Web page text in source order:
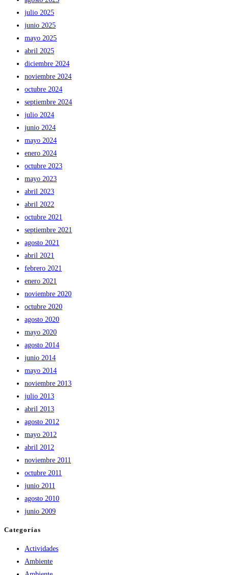
julio 2025
junio 2025
mayo 2025
abril 2025
diciembre 2024
noviembre 2024
octubre 2024
septiembre 2024
julio 2024
junio 2024
mayo 2024
enero 2024
octubre 2023
mayo 2023
abril 2023
abril 2022
octubre 2021
septiembre 2021
agosto 2021
abril 2021
febrero 2021
enero 2021
noviembre 2020
octubre 2020
agosto 2020
mayo 2020
agosto 2014
junio 2014
mayo 2014
noviembre 2013
julio 2013
abril 2013
agosto 2012
mayo 2012
abril 2012
noviembre 2011
octubre 2011
junio 2011
agosto 2010
junio 2009
Categorías
Actividades
Ambiente